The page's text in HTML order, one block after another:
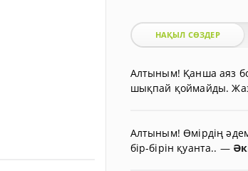
НАҚЫЛ СӨЗДЕР
Алтыным! Қанша аяз
шықпай қоймайды.
Алтыным! Өмірдің
бір-бірін қуанта.. —